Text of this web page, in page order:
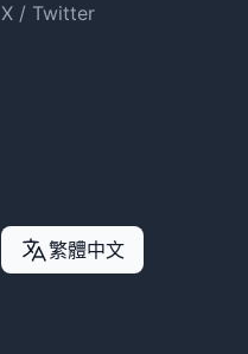
X / Twitter
繁體中文